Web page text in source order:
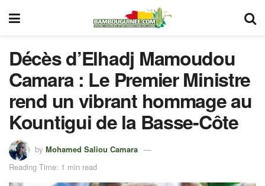
Décès d’Elhadj Mamoudou
Camara : Le Premier Ministre
rend un vibrant hommage au
Kountigui de la Basse-Côte
by Mohamed Saliou Camara
Reading Time: 1 min read